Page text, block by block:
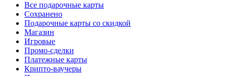
Все подарочные карты
Сохранено
Подарочные карты со скидкой
Магазин
Игровые
Промо-сделки
Платежные карты
Крипто-ваучеры